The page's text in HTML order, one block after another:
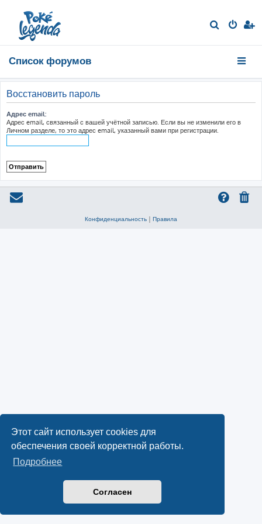
Этот сайт использует cookies для
обеспечения своей корректной работы.
Подробнее
Согласен
к
Список форумов
Восстановить пароль
Адрес email:
Адрес email, связанный с вашей учётной записью. Если вы не изменили его в
Личном разделе, то это адрес email, указанный вами при регистрации.
Конфиденциальность | Правила